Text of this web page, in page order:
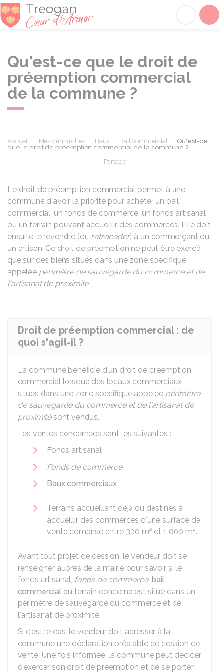
Qu'est-ce que le droit de
préemption commercial
de la commune ?
Accueil Mes démarches Baux Bail commercial
Qu'est-ce
que le droit de préemption commercial de la commune ?
Partager
Le droit de préemption commercial permet à une
commune d'avoir la priorité pour acheter un bail
commercial, un fonds de commerce, un fonds artisanal
ou un terrain pouvant accueillir des commerces. Elle doit
ensuite le revendre (ou rétrocéder) à un commerçant ou
un artisan. Ce droit de préemption ne peut être exercé
que sur des biens situés dans une zone spécifique
appelée périmètre de sauvegarde du commerce et de
l'artisanat de proximité.
Droit de préemption commercial : de
quoi s'agit-il ?
La commune bénéficie d'un droit de préemption
commercial lorsque des locaux commerciaux
situés dans une zone spécifique appelée périmètre
de sauvegarde du commerce et de l'artisanat de
proximitésont vendus.
Les ventes concernées sont les suivantes :
Fonds artisanal
Fonds de commerce
Baux commerciaux
Terrains accueillant déjà ou destinés à
accueillir des commerces d'une surface de
vente comprise entre 300 m² et 1 000 m².
Avant tout projet de cession, le vendeur doit se
renseigner auprès de la mairie pour savoir si le
fonds artisanal, fonds de commerce, bail
commercial ou terrain concerné est situé dans un
périmètre de sauvegarde du commerce et de
l'artisanat de proximité.
Si c'est le cas, le vendeur doit adresser à la
commune une déclaration préalable de cession de
vente. Une fois informée, la commune peut décider
d'exercer son droit de préemption et de se porter